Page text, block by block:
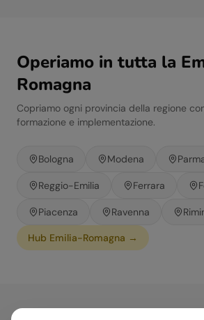
Operiamo in tutta la
Romagna
Copriamo ogni provincia della regione
formazione e implementazione.
Bologna Modena
Reggio-Emilia Ferrara
Piacenza Ravenna
Hub Emilia-Romagna →